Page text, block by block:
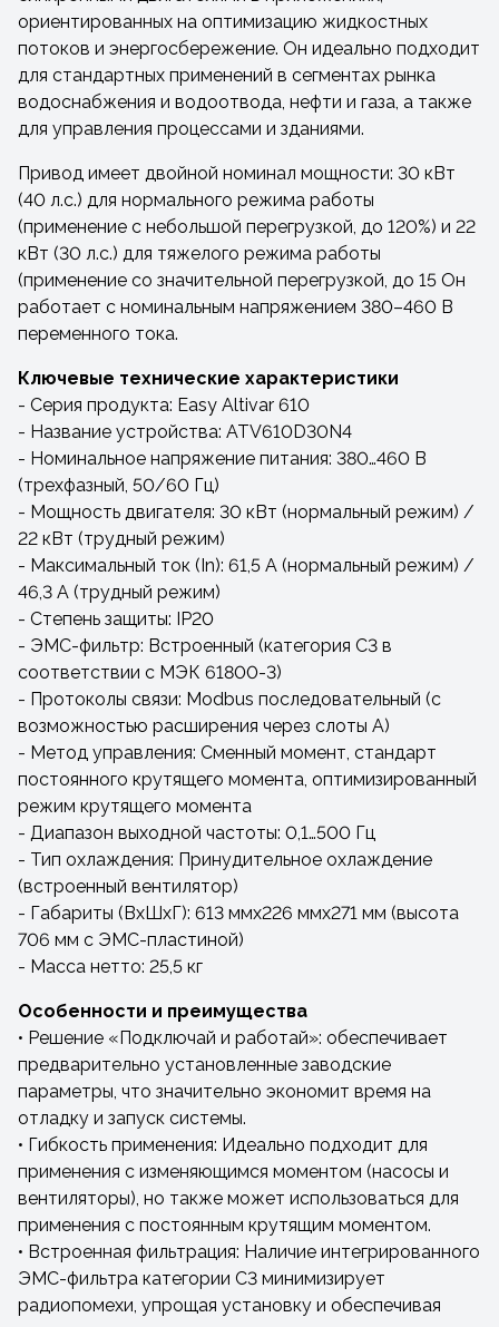
ориентированных на оптимизацию жидкостных
потоков и энергосбережение. Он идеально подходит
для стандартных применений в сегментах рынка
водоснабжения и водоотвода, нефти и газа, а также
для управления процессами и зданиями.
Привод имеет двойной номинал мощности: 30 кВт
(40 л.с.) для нормального режима работы
(применение с небольшой перегрузкой, до 120%) и 22
кВт (30 л.с.) для тяжелого режима работы
(применение со значительной перегрузкой, до 15 Он
работает с номинальным напряжением 380–460 В
переменного тока.
Ключевые технические характеристики
- Серия продукта: Easy Altivar 610
- Название устройства: ATV610D30N4
- Номинальное напряжение питания: 380…460 В
(трехфазный, 50/60 Гц)
- Мощность двигателя: 30 кВт (нормальный режим) /
22 кВт (трудный режим)
- Максимальный ток (In): 61,5 А (нормальный режим) /
46,3 А (трудный режим)
- Степень защиты: IP20
- ЭМС-фильтр: Встроенный (категория C3 в
соответствии с МЭК 61800-3)
- Протоколы связи: Modbus последовательный (с
возможностью расширения через слоты A)
- Метод управления: Сменный момент, стандарт
постоянного крутящего момента, оптимизированный
режим крутящего момента
- Диапазон выходной частоты: 0,1…500 Гц
- Тип охлаждения: Принудительное охлаждение
(встроенный вентилятор)
- Габариты (ВxШxГ): 613 ммx226 ммx271 мм (высота
706 мм с ЭМС-пластиной)
- Масса нетто: 25,5 кг
Особенности и преимущества
• Решение «Подключай и работай»: обеспечивает
предварительно установленные заводские
параметры, что значительно экономит время на
отладку и запуск системы.
• Гибкость применения: Идеально подходит для
применения с изменяющимся моментом (насосы и
вентиляторы), но также может использоваться для
применения с постоянным крутящим моментом.
• Встроенная фильтрация: Наличие интегрированного
ЭМС-фильтра категории C3 минимизирует
радиопомехи, упрощая установку и обеспечивая